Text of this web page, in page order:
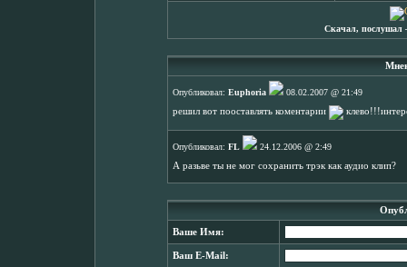
Скачал, послушал
Опубликовал: Euphoria
08.02.2007 @ 21:49
решил вот пооставлять коментарии
Опубликовал: FL
24.12.2006 @ 2:49
А разьве ты не мог сохранить трэк как аудио клип?
Ваше Имя:
Ваш E-Mail: